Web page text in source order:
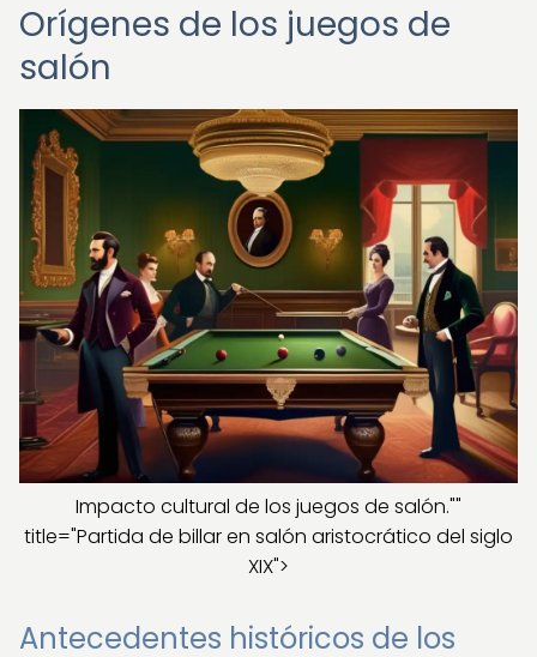
Orígenes de los juegos de
salón
Impacto cultural de los juegos de salón.""
title="Partida de billar en salón aristocrático del siglo
XIX">
Antecedentes históricos de los